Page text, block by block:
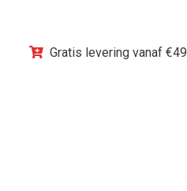
Gratis levering vanaf €49